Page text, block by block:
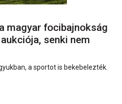
magyar focibajnokság
senki nem
a sportot is bekebelezték.